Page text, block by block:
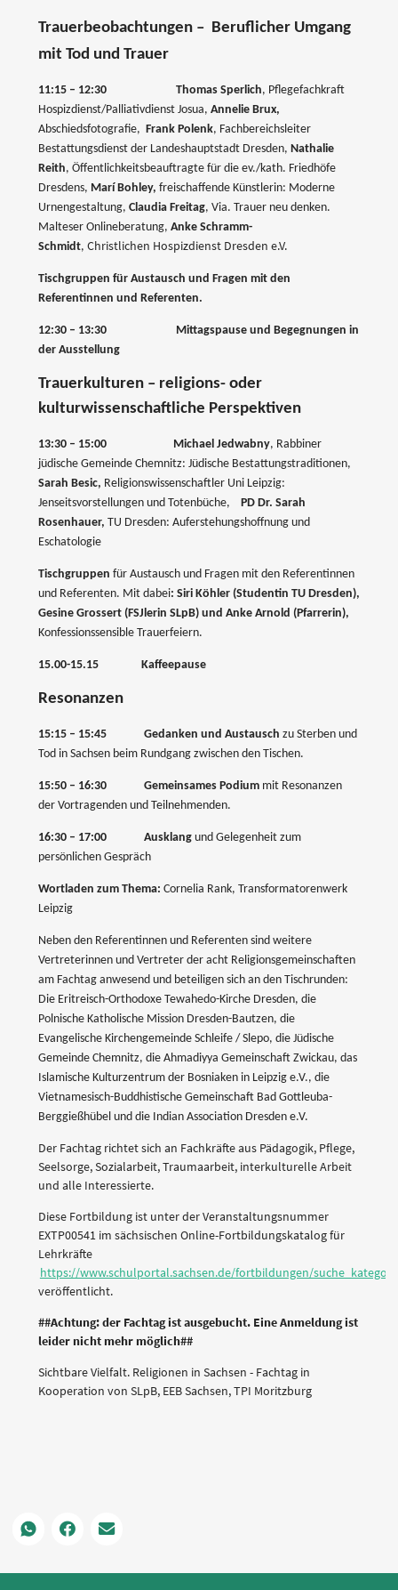
Trauerbeobachtungen – Beruflicher Umgang
mit Tod und Trauer
11:15 – 12:30 Thomas Sperlich, Pflegefachkraft
Hospizdienst/Palliativdienst Josua, Annelie Brux,
Abschiedsfotografie, Frank Polenk, Fachbereichsleiter
Bestattungsdienst der Landeshauptstadt Dresden, Nathalie
Reith, Öffentlichkeitsbeauftragte für die ev./kath. Friedhöfe
Dresdens, Marí Bohley, freischaffende Künstlerin: Moderne
Urnengestaltung, Claudia Freitag, Via. Trauer neu denken.
Malteser Onlineberatung, Anke Schramm-
Schmidt, Christlichen Hospizdienst Dresden e.V.
Tischgruppen für Austausch und Fragen mit den
Referentinnen und Referenten.
12:30 – 13:30
Mittagspause und Begegnungen in
der Ausstellung
Trauerkulturen – religions- oder
kulturwissenschaftliche Perspektiven
13:30 – 15:00 Michael Jedwabny, Rabbiner
jüdische Gemeinde Chemnitz: Jüdische Bestattungstraditionen,
Sarah Besic, Religionswissenschaftler Uni Leipzig:
Jenseitsvorstellungen und Totenbüche,
PD Dr. Sarah
Rosenhauer, TU Dresden: Auferstehungshoffnung und
Eschatologie
Tischgruppen für Austausch und Fragen mit den Referentinnen
und Referenten. Mit dabei: Siri Köhler (Studentin TU Dresden),
Gesine Grossert (FSJlerin SLpB) und Anke Arnold (Pfarrerin),
Konfessionssensible Trauerfeiern.
15.00-15.15 Kaffeepause
Resonanzen
15:15 – 15:45 Gedanken und Austausch zu Sterben und
Tod in Sachsen beim Rundgang zwischen den Tischen.
15:50 – 16:30 Gemeinsames Podiummit Resonanzen
der Vortragenden und Teilnehmenden.
16:30 – 17:00 Ausklang und Gelegenheit zum
persönlichen Gespräch
Wortladen zum Thema: Cornelia Rank, Transformatorenwerk
Leipzig
Neben den Referentinnen und Referenten sind weitere
Vertreterinnen und Vertreter der acht Religionsgemeinschaften
am Fachtag anwesend und beteiligen sich an den Tischrunden:
Die Eritreisch-Orthodoxe Tewahedo-Kirche Dresden, die
Polnische Katholische Mission Dresden-Bautzen, die
Evangelische Kirchengemeinde Schleife / Slepo, die Jüdische
Gemeinde Chemnitz, die Ahmadiyya Gemeinschaft Zwickau, das
Islamische Kulturzentrum der Bosniaken in Leipzig e.V., die
Vietnamesisch-Buddhistische Gemeinschaft Bad Gottleuba-
Berggießhübel und die Indian Association Dresden e.V.
Der Fachtag richtet sich an Fachkräfte aus Pädagogik, Pflege,
Seelsorge, Sozialarbeit, Traumaarbeit, interkulturelle Arbeit
und alle Interessierte.
Diese Fortbildung ist unter der Veranstaltungsnummer
EXTP00541 im sächsischen Online-Fortbildungskatalog für
Lehrkräfte
https://www.schulportal.sachsen.de/fortbildungen/
veröffentlicht.
##Achtung: der Fachtag ist ausgebucht. Eine Anmeldung ist
leider nicht mehr möglich##
Sichtbare Vielfalt. Religionen in Sachsen - Fachtag in
Kooperation von SLpB, EEB Sachsen, TPI Moritzburg